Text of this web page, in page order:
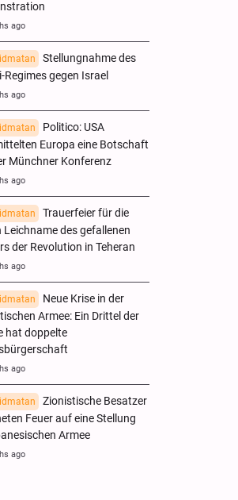
ago
Stellungnahme des
Regimes gegen Israel
ago
Politico: USA
Europa eine Botschaft
Münchner Konferenz
ago
Trauerfeier für die
Leichname des gefallenen
der Revolution in Teheran
ago
Neue Krise in der
Armee: Ein Drittel der
hat doppelte
ago
Zionistische Besatzer
Feuer auf eine Stellung
Armee
ago